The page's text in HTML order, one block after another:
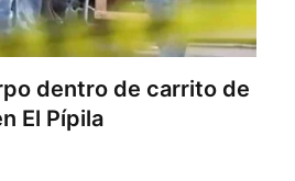
dentro de carrito de
El Pípila